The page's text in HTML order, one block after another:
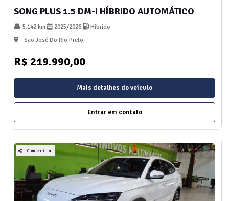
SONG PLUS 1.5 DM-I HÍBRIDO AUTOMÁTICO
5.142 km 2025/2026
Hibrido
São José Do Rio Preto
R$ 219.990,00
Mais detalhes do veículo
Entrar em contato
Compartilhar